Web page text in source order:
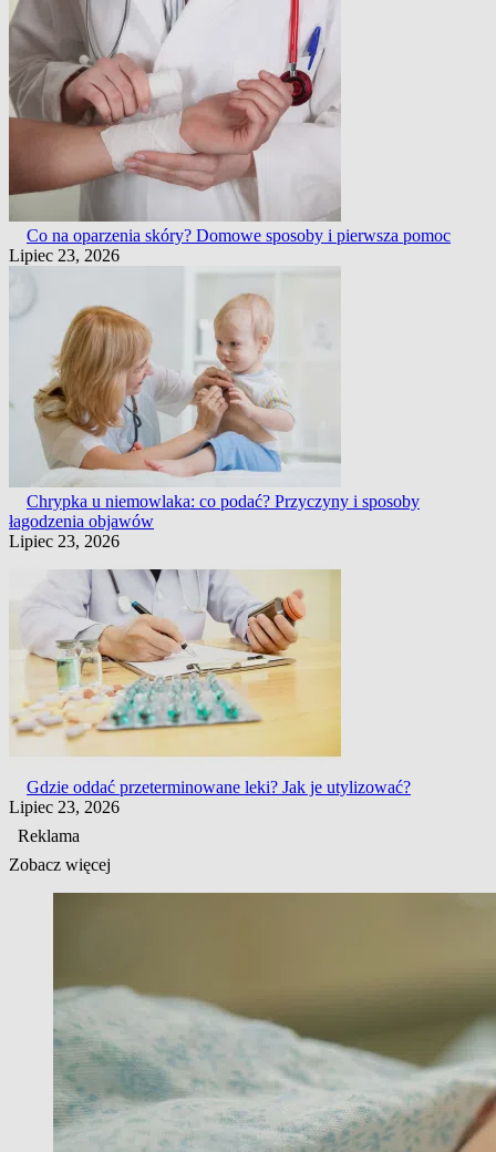
Co na oparzenia skóry? Domowe sposoby i pierwsza pomoc
Lipiec 23, 2026
Chrypka u niemowlaka: co podać? Przyczyny i sposoby
łagodzenia objawów
Lipiec 23, 2026
Gdzie oddać przeterminowane leki? Jak je utylizować?
Lipiec 23, 2026
Reklama
Zobacz więcej